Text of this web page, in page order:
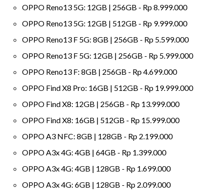
OPPO Reno13 5G: 12GB | 256GB - Rp 8.999.000
OPPO Reno13 5G: 12GB | 512GB - Rp 9.999.000
OPPO Reno13 F 5G: 8GB | 256GB - Rp 5.599.000
OPPO Reno13 F 5G: 12GB | 256GB - Rp 5.999.000
OPPO Reno13 F: 8GB | 256GB - Rp 4.699.000
OPPO Find X8 Pro: 16GB | 512GB - Rp 19.999.000
OPPO Find X8: 12GB | 256GB - Rp 13.999.000
OPPO Find X8: 16GB | 512GB - Rp 15.999.000
OPPO A3 NFC: 8GB | 128GB - Rp 2.199.000
OPPO A3x 4G: 4GB | 64GB - Rp 1.399.000
OPPO A3x 4G: 4GB | 128GB - Rp 1.699.000
OPPO A3x 4G: 6GB | 128GB - Rp 2.099.000